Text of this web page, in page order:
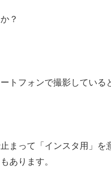
？
トフォンで撮影している
まって「インスタ用」を
あります。